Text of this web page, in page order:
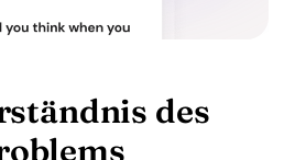
des